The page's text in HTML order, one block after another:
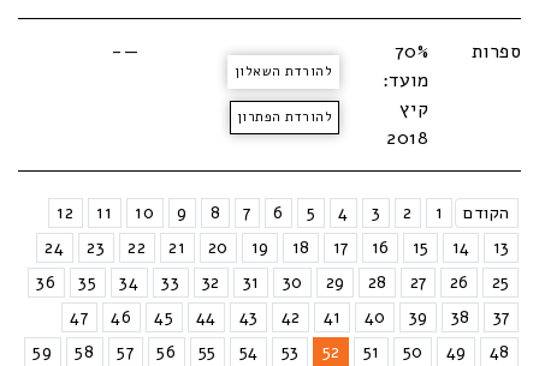
ספרות
70%
מועד:
קיץ
2018
להורדת השאלון
להורדת הפתרון
—-
הקודם 1
2
3
4
5
6
7
8
9
10
11
12
13
14
15
16
17
18
19
20
21
22
23
24
25
26
27
28
29
30
31
32
33
34
35
36
37
38
39
40
41
42
43
44
45
46
47
48
49
50
51
52
53
54
55
56
57
58
59